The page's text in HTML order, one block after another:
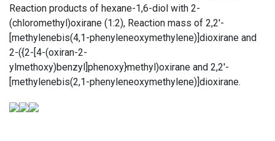
Reaction products of hexane-1,6-diol with 2-
(chloromethyl)oxirane (1:2), Reaction mass of 2,2'-
[methylenebis(4,1-phenyleneoxymethylene)]dioxirane and
2-({2-[4-(oxiran-2-
ylmethoxy)benzyl]phenoxy}methyl)oxirane and 2,2'-
[methylenebis(2,1-phenyleneoxymethylene)]dioxirane.